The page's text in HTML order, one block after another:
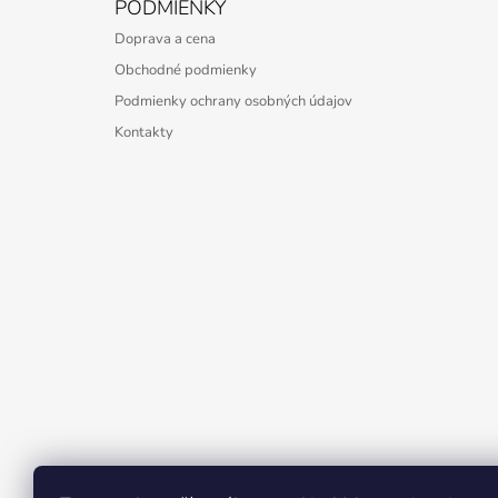
PODMIENKY
Doprava a cena
Obchodné podmienky
Podmienky ochrany osobných údajov
Kontakty